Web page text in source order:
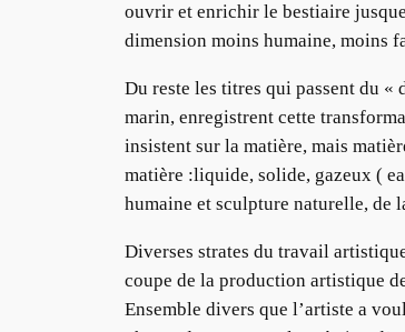
ouvrir et enrichir le bestiaire
dimension moins humaine, moins
Du reste les titres qui passent du
marin, enregistrent cette
insistent sur la matière, mais
matière :liquide, solide, gazeux (
humaine et sculpture naturelle, de
Diverses strates du travail
coupe de la production artistique
Ensemble divers que l’artiste a